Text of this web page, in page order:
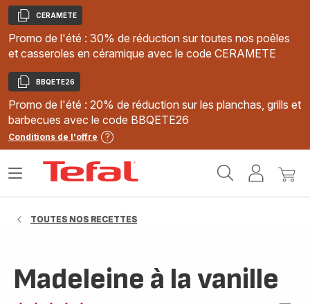
Copier
CERAMETE
Promo de l'été : 30% de réduction sur toutes nos poêles
et casseroles en céramique avec le code CERAMETE
Copier
BBQETE26
Promo de l'été : 20% de réduction sur les planchas, grills et
barbecues avec le code BBQETE26
Conditions de l'offre
MonMon
Ouvrir
TOUTES NOS RECETTES
Madeleine à la vanille